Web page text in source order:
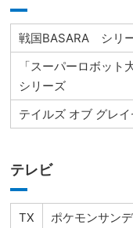
戦国BASARA シリ
「スーパーロボット
シリーズ
テイルズ オブ グレイ
テレビ
TX ポケモンサン